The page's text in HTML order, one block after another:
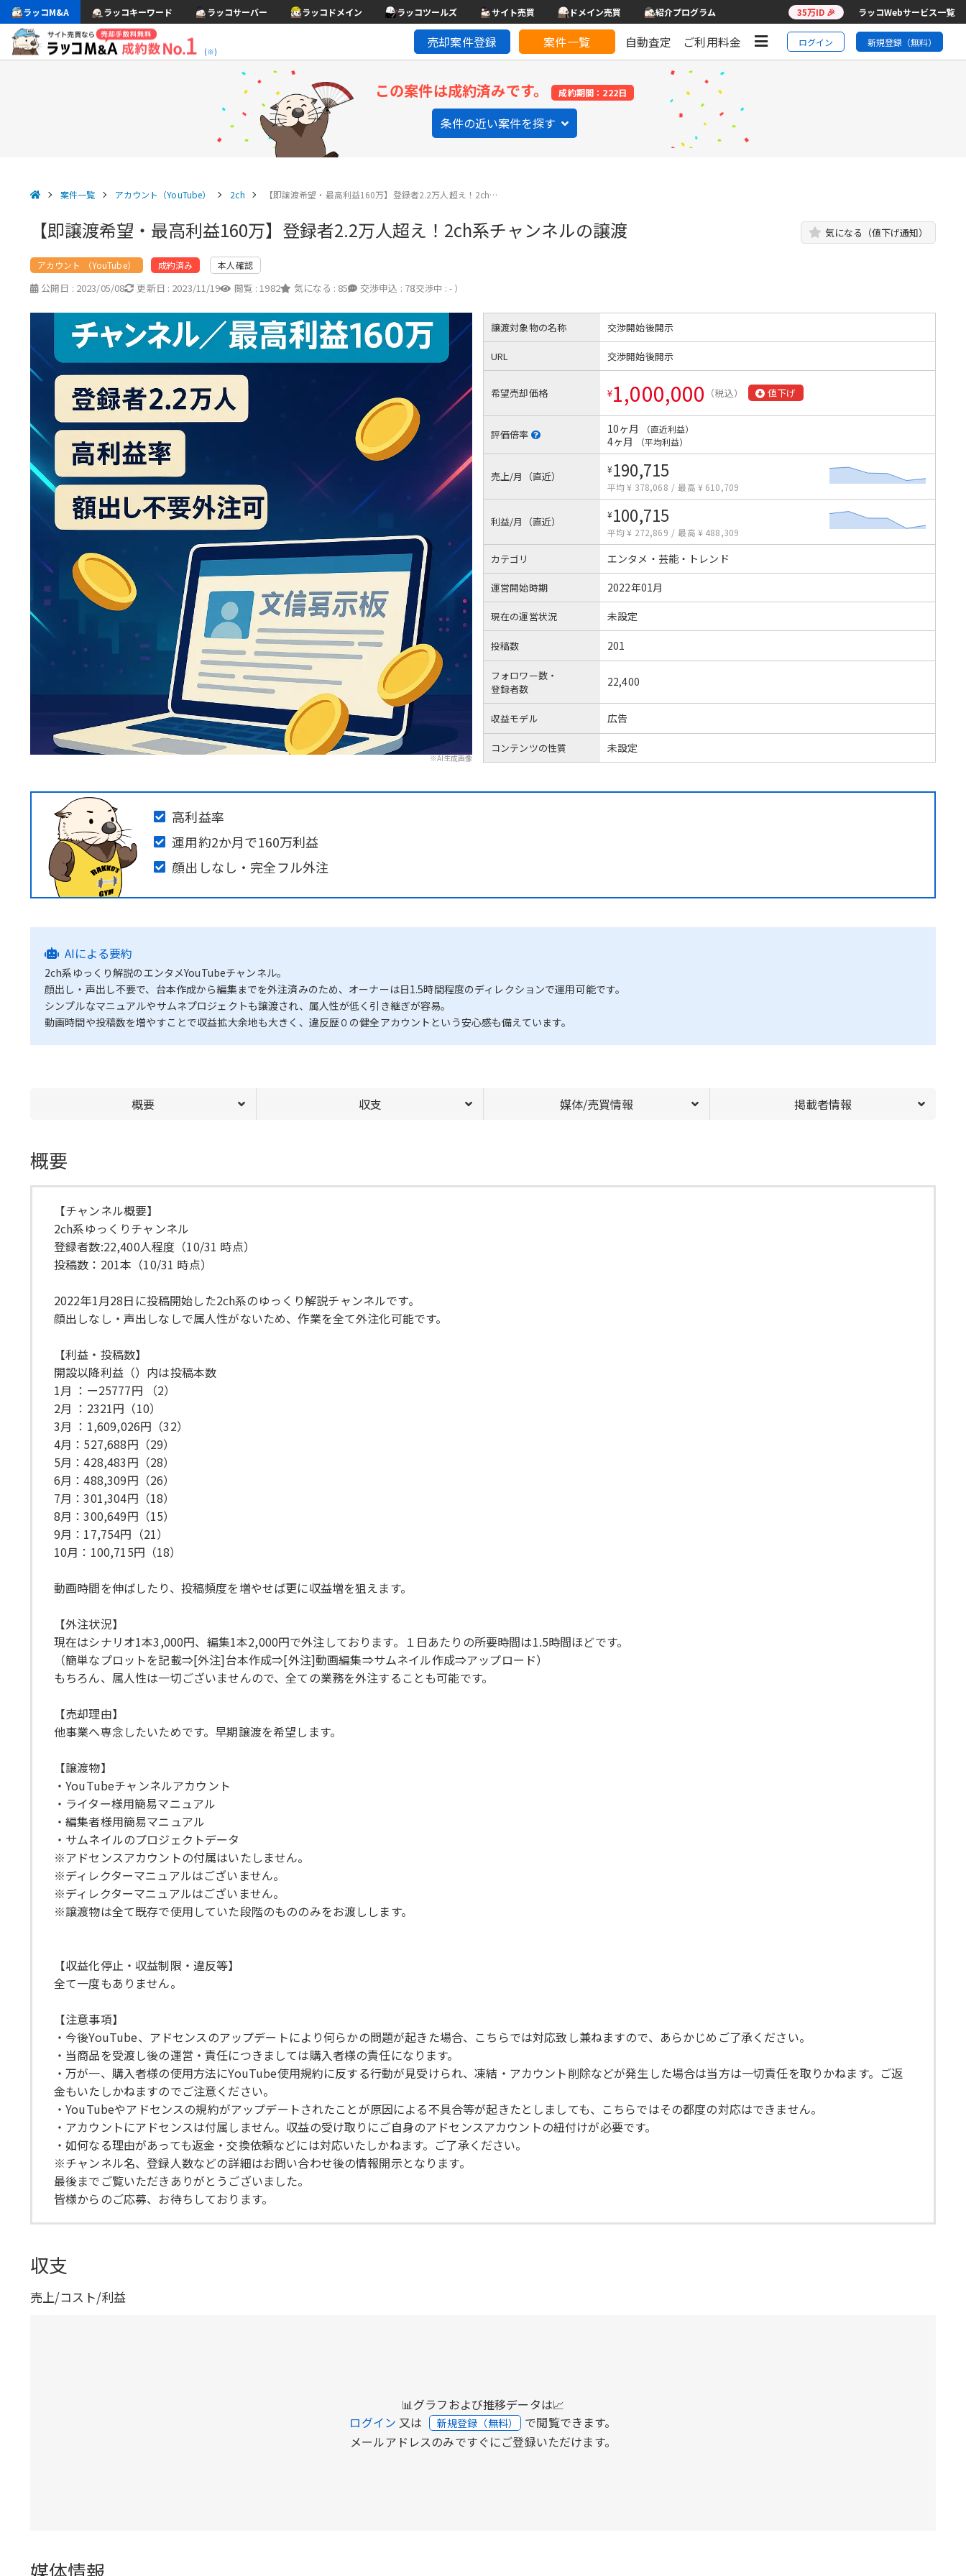
ラッコM&A ラッコキーワード ラッコサーバー ラッコドメイン ラッコツールズ サイト売買 ドメイン売買 紹介プログラム 35万ID 🎉 ラッコWebサービス一覧
(※)
売却案件登録 案件一覧 自動査定 ご利用料金 ログイン 新規登録（無料）
この案件は成約済みです。 成約期間：222日
条件の近い案件を探す
案件一覧 アカウント（YouTube） 2ch 【即譲渡希望・最高利益160万】登録者2.2万人超え！2ch…
【即譲渡希望・最高利益160万】登録者2.2万人超え！2ch系チャンネルの譲渡 気になる（値下げ通知）
アカウント （YouTube） 成約済み 本人確認
公開日 : 2023/05/08 更新日 : 2023/11/19 閲覧 : 1982 気になる : 85 交渉申込 : 78
（交渉中 : - ）
※AI生成画像
譲渡対象物の名称 交渉開始後開示
URL 交渉開始後開示
希望売却価格 ¥1,000,000 （税込） 値下げ
評価倍率 10ヶ月 （直近利益）
4ヶ月 （平均利益）
売上/月（直近）
¥190,715
平均 ¥ 378,068 / 最高 ¥ 610,709
利益/月（直近）
¥100,715
平均 ¥ 272,869 / 最高 ¥ 488,309
カテゴリ エンタメ・芸能・トレンド
運営開始時期 2022年01月
現在の運営状況 未設定
投稿数 201
フォロワー数・
登録者数
22,400
収益モデル 広告
コンテンツの性質 未設定
高利益率
運用約2か月で160万利益
顔出しなし・完全フル外注
AIによる要約
2ch系ゆっくり解説のエンタメYouTubeチャンネル。
顔出し・声出し不要で、台本作成から編集までを外注済みのため、オーナーは日1.5時間程度のディレクションで運用可能です。
シンプルなマニュアルやサムネプロジェクトも譲渡され、属人性が低く引き継ぎが容易。
動画時間や投稿数を増やすことで収益拡大余地も大きく、違反歴０の健全アカウントという安心感も備えています。
概要 収支 媒体/売買情報 掲載者情報
概要
【チャンネル概要】
2ch系ゆっくりチャンネル
登録者数:22,400人程度（10/31 時点）
投稿数：201本（10/31 時点）
2022年1月28日に投稿開始した2ch系のゆっくり解説チャンネルです。
顔出しなし・声出しなしで属人性がないため、作業を全て外注化可能です。
【利益・投稿数】
開設以降利益（）内は投稿本数
1月 ：ー25777円 （2）
2月 ：2321円（10）
3月 ：1,609,026円（32）
4月：527,688円（29）
5月：428,483円（28）
6月：488,309円（26）
7月：301,304円（18）
8月：300,649円（15）
9月：17,754円（21）
10月：100,715円（18）
動画時間を伸ばしたり、投稿頻度を増やせば更に収益増を狙えます。
【外注状況】
現在はシナリオ1本3,000円、編集1本2,000円で外注しております。１日あたりの所要時間は1.5時間ほどです。
（簡単なプロットを記載⇒[外注]台本作成⇒[外注]動画編集⇒サムネイル作成⇒アップロード）
もちろん、属人性は一切ございませんので、全ての業務を外注することも可能です。
【売却理由】
他事業へ専念したいためです。早期譲渡を希望します。
【譲渡物】
・YouTubeチャンネルアカウント
・ライター様用簡易マニュアル
・編集者様用簡易マニュアル
・サムネイルのプロジェクトデータ
※アドセンスアカウントの付属はいたしません。
※ディレクターマニュアルはございません。
※ディレクターマニュアルはございません。
※譲渡物は全て既存で使用していた段階のもののみをお渡しします。
【収益化停止・収益制限・違反等】
全て一度もありません。
【注意事項】
・今後YouTube、アドセンスのアップデートにより何らかの問題が起きた場合、こちらでは対応致し兼ねますので、あらかじめご了承ください。
・当商品を受渡し後の運営・責任につきましては購入者様の責任になります。
・万が一、購入者様の使用方法にYouTube使用規約に反する行動が見受けられ、凍結・アカウント削除などが発生した場合は当方は一切責任を取りかねます。ご返
金もいたしかねますのでご注意ください。
・YouTubeやアドセンスの規約がアップデートされたことが原因による不具合等が起きたとしましても、こちらではその都度の対応はできません。
・アカウントにアドセンスは付属しません。収益の受け取りにご自身のアドセンスアカウントの紐付けが必要です。
・如何なる理由があっても返金・交換依頼などには対応いたしかねます。ご了承ください。
※チャンネル名、登録人数などの詳細はお問い合わせ後の情報開示となります。
最後までご覧いただきありがとうございました。
皆様からのご応募、お待ちしております。
収支
売上/コスト/利益
📊グラフおよび推移データは📈
ログイン 又は 新規登録（無料） で閲覧できます。
メールアドレスのみですぐにご登録いただけます。
媒体情報